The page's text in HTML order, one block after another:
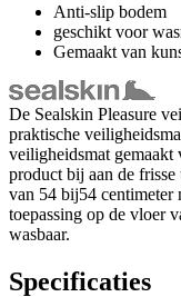
Anti-slip bodem
geschikt voor
Gemaakt van
De Sealskin Pleasure
praktische
veiligheidsmat
product bij aan de
van 54 bij54
toepassing op de vloer
wasbaar.
Specificaties